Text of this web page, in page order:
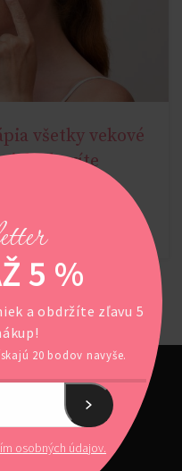
všetky vekové
ich zbavíte
ČÍTANÍ
5 %
a obdržíte zľavu 5
20 bodov navyše.
osobných údajov.